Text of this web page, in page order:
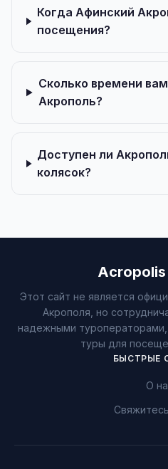
Когда Афинский
посещения?
Сколько времени
Акрополь?
Доступен ли
колясок?
Этот сайт не является
Акрополя, но
надежными
туры для
БЫСТРЫЕ
О